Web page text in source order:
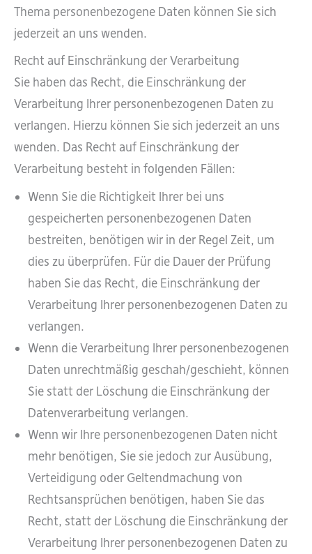
Thema personenbezogene Daten können Sie sich
jederzeit an uns wenden.
Recht auf Einschränkung der Verarbeitung
Sie haben das Recht, die Einschränkung der
Verarbeitung Ihrer personenbezogenen Daten zu
verlangen. Hierzu können Sie sich jederzeit an uns
wenden. Das Recht auf Einschränkung der
Verarbeitung besteht in folgenden Fällen:
Wenn Sie die Richtigkeit Ihrer bei uns
gespeicherten personenbezogenen Daten
bestreiten, benötigen wir in der Regel Zeit, um
dies zu überprüfen. Für die Dauer der Prüfung
haben Sie das Recht, die Einschränkung der
Verarbeitung Ihrer personenbezogenen Daten zu
verlangen.
Wenn die Verarbeitung Ihrer personenbezogenen
Daten unrechtmäßig geschah/geschieht, können
Sie statt der Löschung die Einschränkung der
Datenverarbeitung verlangen.
Wenn wir Ihre personenbezogenen Daten nicht
mehr benötigen, Sie sie jedoch zur Ausübung,
Verteidigung oder Geltendmachung von
Rechtsansprüchen benötigen, haben Sie das
Recht, statt der Löschung die Einschränkung der
Verarbeitung Ihrer personenbezogenen Daten zu